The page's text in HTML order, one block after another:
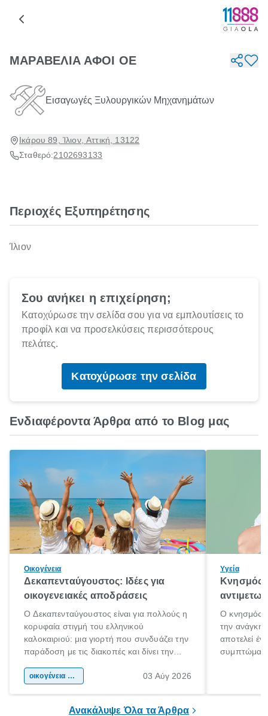
ΜΑΡΑΒΕΛΙΑ ΑΦΟΙ ΟΕ
Εισαγωγές Ξυλουργικών Μηχανημάτων
Ικάρου 89, Ίλιον, Αττική, 13122
Σταθερό:2102693133
Περιοχές Εξυπηρέτησης
Ίλιον
Σου ανήκει η επιχείρηση;
Κατοχύρωσε την σελίδα σου για να εμπλουτίσεις το
προφίλ και να προσελκύσεις περισσότερους
πελάτες.
Κατοχύρωσε την σελίδα
Ενδιαφέροντα Άρθρα από το Blog μας
Οικογένεια
Δεκαπενταύγουστος: Ιδέες για
οικογενειακές αποδράσεις
Ο Δεκαπενταύγουστος είναι για πολλούς η
κορυφαία στιγμή του ελληνικού
καλοκαιριού: μια γιορτή που συνδυάζει την
παράδοση με τις διακοπές και δίνει την
χώρας. Είτε πρόκειται για λίγες μέρες
οικογένεια & παιδί 03 Αύγ 2026
Υγεία
Κνησμός:
Ο κνησμός
την ανάγκη
αποτελεί
Ανακάλυψε Όλα τα Άρθρα